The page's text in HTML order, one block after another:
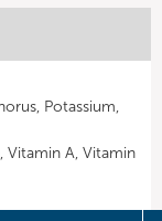
Potassium,
Vitamin A, Vitamin